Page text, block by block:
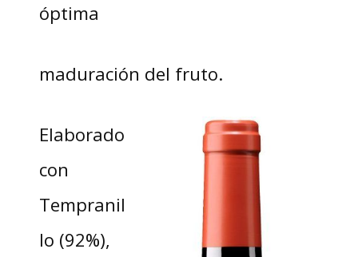
óptima
maduración del fruto.
Elaborado
con
Tempranil
lo (92%),